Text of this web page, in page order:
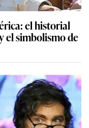
el historial
el simbolismo de